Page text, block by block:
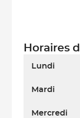
Horaires
Lundi
Mardi
Mercredi